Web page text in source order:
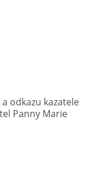
odkazu kazatele
Panny Marie